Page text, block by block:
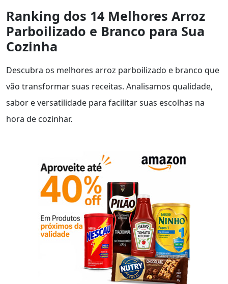
Ranking dos 14 Melhores Arroz
Parboilizado e Branco para Sua
Cozinha
Descubra os melhores arroz parboilizado e branco que
vão transformar suas receitas. Analisamos qualidade,
sabor e versatilidade para facilitar suas escolhas na
hora de cozinhar.